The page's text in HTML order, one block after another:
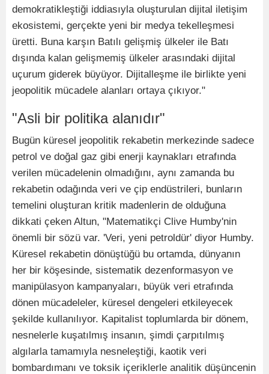
demokratikleştiği iddiasıyla oluşturulan dijital iletişim
ekosistemi, gerçekte yeni bir medya tekelleşmesi
üretti. Buna karşın Batılı gelişmiş ülkeler ile Batı
dışında kalan gelişmemiş ülkeler arasındaki dijital
uçurum giderek büyüyor. Dijitalleşme ile birlikte yeni
jeopolitik mücadele alanları ortaya çıkıyor."
"Asli bir politika alanıdır"
Bugün küresel jeopolitik rekabetin merkezinde sadece
petrol ve doğal gaz gibi enerji kaynakları etrafında
verilen mücadelenin olmadığını, aynı zamanda bu
rekabetin odağında veri ve çip endüstrileri, bunların
temelini oluşturan kritik madenlerin de olduğuna
dikkati çeken Altun, "Matematikçi Clive Humby'nin
önemli bir sözü var. 'Veri, yeni petroldür' diyor Humby.
Küresel rekabetin dönüştüğü bu ortamda, dünyanın
her bir köşesinde, sistematik dezenformasyon ve
manipülasyon kampanyaları, büyük veri etrafında
dönen mücadeleler, küresel dengeleri etkileyecek
şekilde kullanılıyor. Kapitalist toplumlarda bir dönem,
nesnelerle kuşatılmış insanın, şimdi çarpıtılmış
algılarla tamamıyla nesneleştiği, kaotik veri
bombardımanı ve toksik içeriklerle analitik düşüncenin